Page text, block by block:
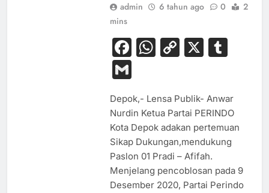
admin 6 tahun ago 0
2
mins
Facebook
WhatsApp
Copy
X
Gmail
Depok,- Lensa Publik- Anwar
Nurdin Ketua Partai PERINDO
Kota Depok adakan pertemuan
Sikap Dukungan,mendukung
Paslon 01 Pradi – Afifah.
Menjelang pencoblosan pada 9
Desember 2020, Partai Perindo